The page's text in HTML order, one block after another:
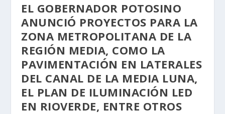
EL GOBERNADOR POTOSINO
ANUNCIÓ PROYECTOS PARA LA
ZONA METROPOLITANA DE LA
REGIÓN MEDIA, COMO LA
PAVIMENTACIÓN EN LATERALES
DEL CANAL DE LA MEDIA LUNA,
EL PLAN DE ILUMINACIÓN LED
EN RIOVERDE, ENTRE OTROS